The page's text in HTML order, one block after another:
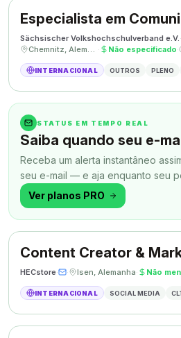
Sächsischer Volkshochschulverband e.V.·
Chemnitz, Alemanha · Não especificado·
INTERNACIONAL OUTROS PLENO
STATUS EM TEMPO REAL
Saiba quando seu e-
Receba um alerta instantâneo
seu e-mail — e aja enquanto seu
na memória.
Ver planos PRO
HECstore· · Isen, Alemanha· Não
INTERNACIONAL SOCIAL MEDIA